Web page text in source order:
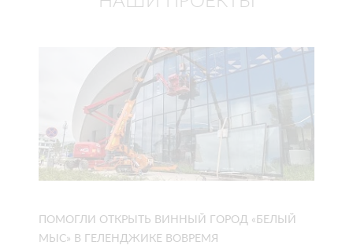
ПОМОГЛИ ОТКРЫТЬ ВИННЫЙ ГОРОД «БЕЛЫЙ
МЫС» В ГЕЛЕНДЖИКЕ ВОВРЕМЯ